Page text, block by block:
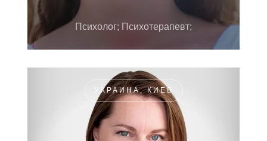
Психолог; Психотерапевт;
УКРАИНА, КИЕВ